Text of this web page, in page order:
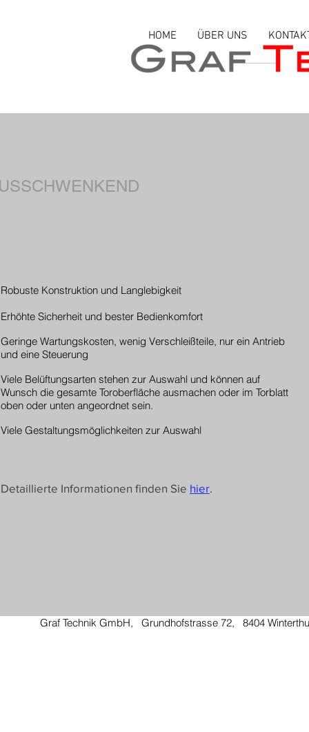
HOME ÜBER UNS
Robuste Konstruktion und Langlebigkeit
Erhöhte Sicherheit und bester Bedienkomfort
Geringe Wartungskosten, wenig Verschleißteile, nur ein Antrieb
und eine Steuerung
Viele Belüftungsarten stehen zur Auswahl und können auf
Wunsch die gesamte Toroberfläche ausmachen oder im Torblatt
oben oder unten angeordnet sein.
Viele Gestaltungsmöglichkeiten zur Auswahl
Detaillierte Informationen finden Sie hier.
Graf Technik GmbH, Grundhofstrasse 72, 8404